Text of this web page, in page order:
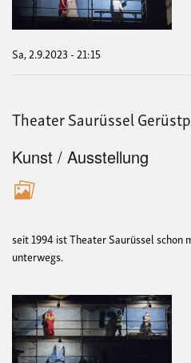
Sa, 2.9.2023 - 21:15
Theater Saurüssel
Kunst / Ausstellung
seit 1994 ist Theater Saurüssel schon
unterwegs.